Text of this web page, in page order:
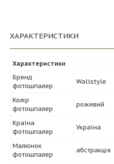
ХАРАКТЕРИСТИКИ
Характеристики
Бренд
фотошпалер
Wallstyle
Колір
фотошпалер
рожевий
Країна
фотошпалер
Україна
Малюнок
фотошпалер
абстракція